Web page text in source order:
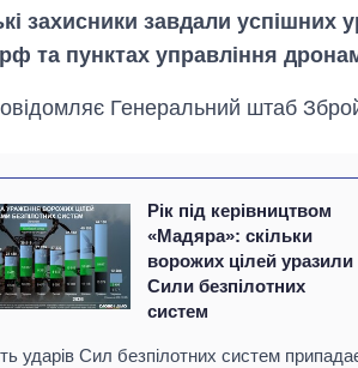
захисники завдали
та пунктах управління
Генеральний штаб
Рік під керівництвом
«Мадяра»: скільки
ворожих цілей уразили
Сили безпілотних
систем
ударів Сил безпілотних систем